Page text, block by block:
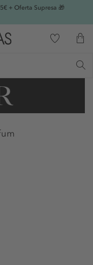
+ Oferta Supresa 🎁